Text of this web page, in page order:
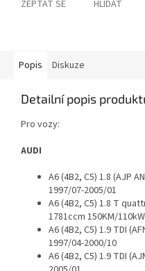
ZEPTAT SE HLÍDAT
Popis Diskuze
Detailní popis
Pro vozy:
AUDI
A6 (4B2, C5) 1.8 (AJP
1997/07-2005/01
A6 (4B2, C5) 1.8 T
1781ccm 150KM/
A6 (4B2, C5) 1.9 TDI
1997/04-2000/10
A6 (4B2, C5) 1.9 TDI